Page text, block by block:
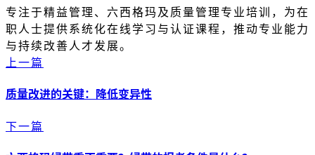
专注于精益管理、六西格玛及质量管理专业培训，为在
职人士提供系统化在线学习与认证课程，推动专业能力
与持续改善人才发展。
上一篇
质量改进的关键：降低变异性
下一篇